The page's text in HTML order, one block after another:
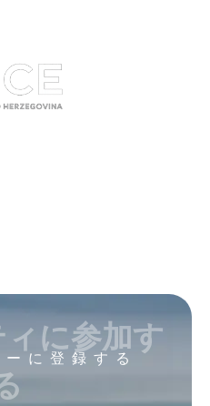
に登録する
に参加す